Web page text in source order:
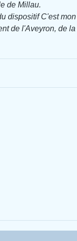
de Millau.
dispositif C'est
de l'Aveyron, de